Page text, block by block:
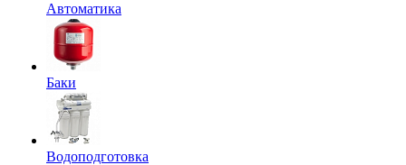
Автоматика
Баки
Водоподготовка